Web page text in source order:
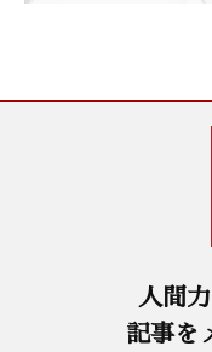
人間
記事を